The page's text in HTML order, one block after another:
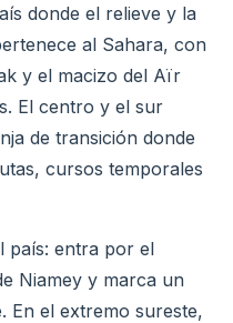
donde el relieve y la
al Sahara, con
y el macizo del Aïr
El centro y el sur
de transición donde
cursos temporales
país: entra por el
Niamey y marca un
En el extremo sureste,